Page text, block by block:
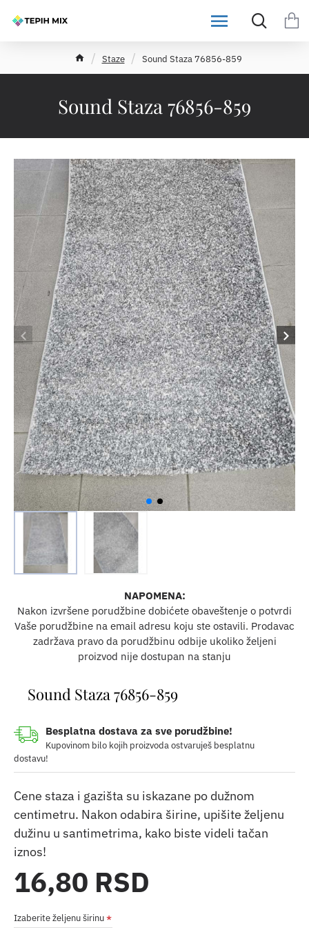
Sound Staza 76856-859
h
o
Staze Sound Staza 76856-859
NAPOMENA:
Nakon izvršene porudžbine dobićete obaveštenje o potvrdi
Vaše porudžbine na email adresu koju ste ostavili. Prodavac
zadržava pravo da porudžbinu odbije ukoliko željeni
proizvod nije dostupan na stanju
Sound Staza 76856-859
Besplatna dostava za sve porudžbine!
Kupovinom bilo kojih proizvoda ostvaruješ besplatnu
dostavu!
Cene staza i gazišta su iskazane po dužnom
centimetru. Nakon odabira širine, upišite željenu
dužinu u santimetrima, kako biste videli tačan
iznos!
16,80 RSD
Izaberite željenu širinu